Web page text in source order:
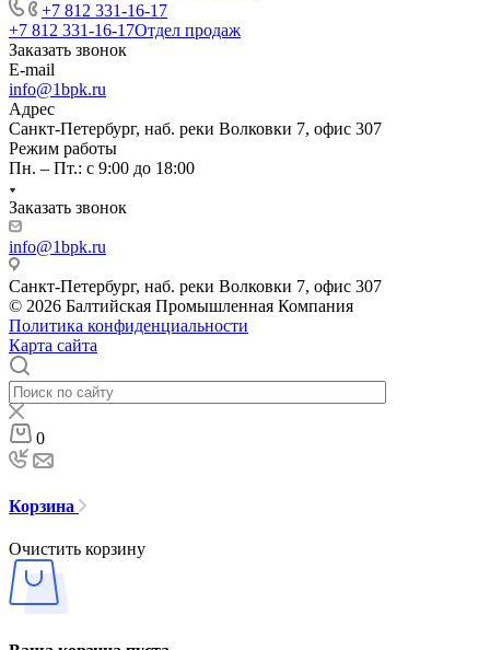
+7 812 331-16-17
+7 812 331-16-17Отдел продаж
Заказать звонок
E-mail
info@1bpk.ru
Адрес
Санкт-Петербург, наб. реки Волковки 7, офис 307
Режим работы
Пн. – Пт.: с 9:00 до 18:00
Заказать звонок
info@1bpk.ru
Санкт-Петербург, наб. реки Волковки 7, офис 307
© 2026 Балтийская Промышленная Компания
Политика конфиденциальности
Карта сайта
0
Корзина
Очистить корзину